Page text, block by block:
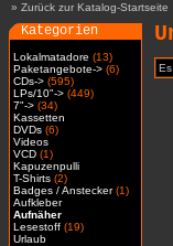
» Zurück zur Katalog-Startseite
Kategorien
Lokalmatadore (13)
Paketangebote-> (6)
CDs-> (595)
LPs/10"-> (449)
7"-> (34)
Kassetten
DVDs (6)
Videos
VCD (1)
Kapuzenpulli
T-Shirts (2)
Badges / Anstecker(1)
Aufkleber
Aufnäher
Lesestoff (19)
Urlaub